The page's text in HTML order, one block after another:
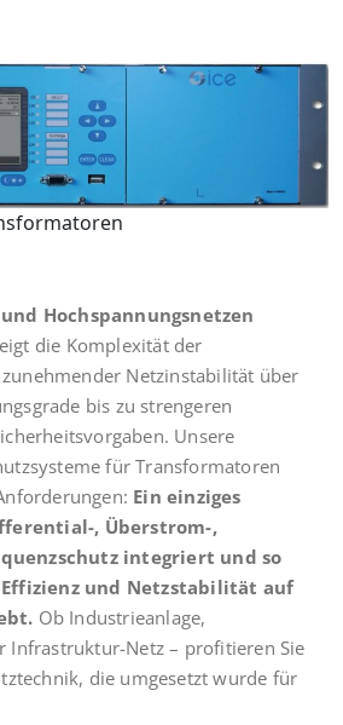
Hochspannungsnetzen
die Komplexität der
Netzinstabilität über
bis zu strengeren
Unsere
für Transformatoren
Ein einziges
, Überstrom-,
integriert und so
und Netzstabilität auf
Ob Industrieanlage,
Infrastruktur-Netz – profitieren Sie
die umgesetzt wurde für